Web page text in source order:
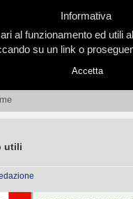
utili
Informativa
al funzionamento ed utili
su un link o
Accetta